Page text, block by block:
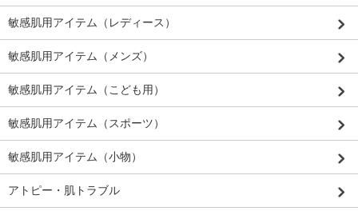
敏感肌用アイテム（レディース）
敏感肌用アイテム（メンズ）
敏感肌用アイテム（こども用）
敏感肌用アイテム（スポーツ）
敏感肌用アイテム（小物）
アトピー・肌トラブル